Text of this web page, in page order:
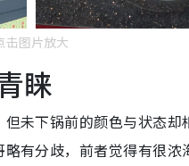
击图片放大
睐
未下锅前的颜色与状态
有分歧，前者觉得有很浓